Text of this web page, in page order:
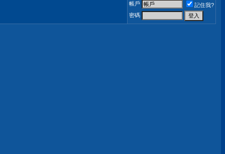
帳戶
記住我?
密碼